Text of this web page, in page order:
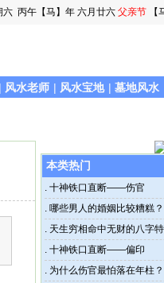
六 丙午【马】年 六月廿六 父亲节
| 风水老师 | 风水宝地 | 墓地风水
本类热门
. 十神铁口直断——伤官
. 哪些男人的婚姻比较糟糕？
. 天生穷相命中无财的八字
. 十神铁口直断——偏印
. 为什么伤官最怕落在年柱？